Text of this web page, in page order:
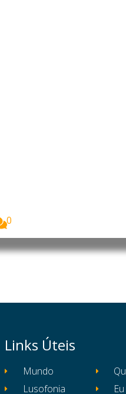
0
Links Úteis
Mundo
Lusofonia